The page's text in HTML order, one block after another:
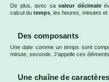
De plus, avec sa valeur décimale
calcul du temps , les heures, minutes et
Des composants
Une date comme un temps sont
minute, seconde. J’appelle ces
Une chaîne de caractères